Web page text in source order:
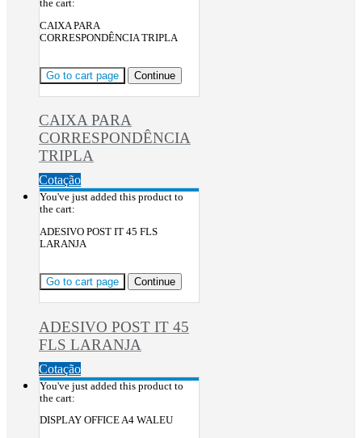
the cart:
CAIXA PARA
CORRESPONDÊNCIA TRIPLA
Go to cart page Continue
CAIXA PARA
CORRESPONDÊNCIA
TRIPLA
Cotação
You've just added this product to
the cart:
ADESIVO POST IT 45 FLS
LARANJA
Go to cart page Continue
ADESIVO POST IT 45
FLS LARANJA
Cotação
You've just added this product to
the cart:
DISPLAY OFFICE A4 WALEU